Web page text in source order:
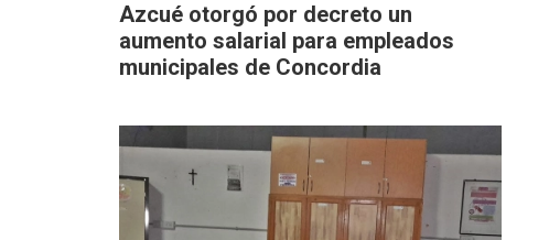
Azcué otorgó por decreto un
aumento salarial para empleados
municipales de Concordia